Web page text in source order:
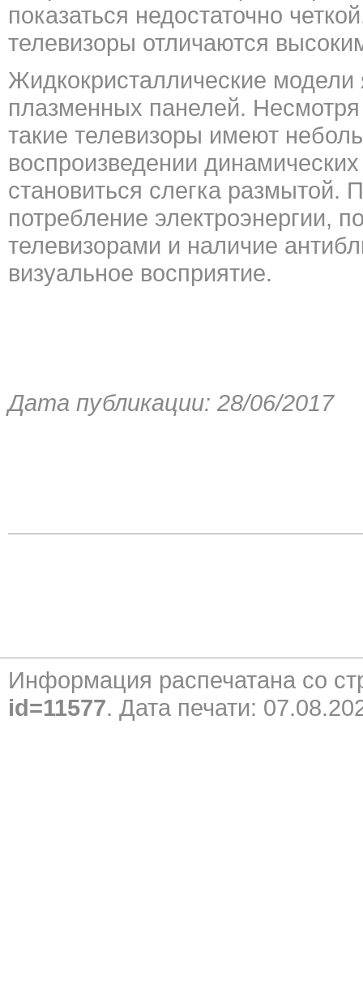
показаться недостаточно
телевизоры отличаются
Жидкокристаллические
плазменных панелей.
такие телевизоры имеют
воспроизведении
становиться слегка
потребление электроэнергии,
телевизорами и наличие
визуальное восприятие.
Дата публикации: 28/06/2017
Информация распечатана со
id=11577. Дата печати: